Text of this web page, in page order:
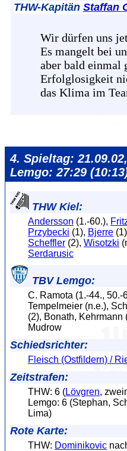
THW-Kapitän Staffan
Wir dürfen uns
Es mangelt bei
aber bald einmal
Erfolglosigkeit
das Klima im
4. Spieltag:
Lemgo: 27:29
THW Kiel:
Andersson (1.-60.),
Przybecki (1), Bjerre
Scheffler (2), Wisotzki
Serdarusic
TBV Lemgo:
C. Ramota (1.-44., 50.-
Tempelmeier (n.e.),
(2), Bonath, Kehrmann
Mudrow
Schiedsrichter:
Fleisch (Ostfildern) /
Zeitstrafen:
THW: 6 (Lövgren,
Lemgo: 6 (Stephan,
Lima)
Rote Karte:
THW: Dominikovic